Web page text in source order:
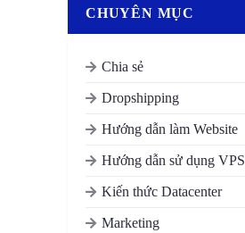
CHUYÊN MỤC
Chia sẻ
Dropshipping
Hướng dẫn làm Website
Hướng dẫn sử dụng VPS
Kiến thức Datacenter
Marketing